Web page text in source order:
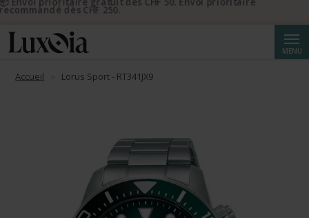
MENU
Accueil Lorus Sport - RT341JX9
📦 Envoi prioritaire gratuit dès CHF 50. Envoi prioritaire
recommandé dès CHF 250.